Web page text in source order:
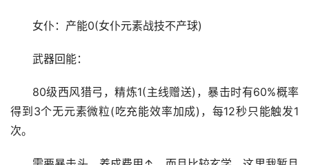
女仆：产能0(女仆元素战技不产球)
武器回能：
80级西风猎弓，精炼1(主线赠送)，暴击时有60%概率
得到3个无元素微粒(吃充能效率加成)，每12秒只能触发1
次。